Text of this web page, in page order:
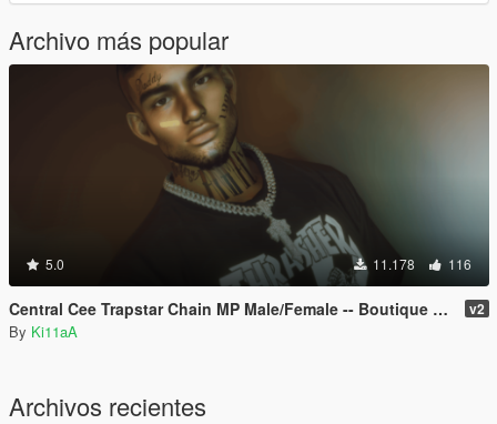
Archivo más popular
5.0 11.178 116
Central Cee Trapstar Chain MP Male/Female -- Boutique Mods v2
By Ki11aA
Archivos recientes